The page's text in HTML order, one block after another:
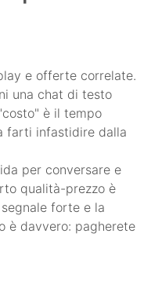
e offerte correlate.
una chat di testo
è il tempo
farti infastidire dalla
per conversare e
qualità-prezzo è
forte e la
è davvero: pagherete